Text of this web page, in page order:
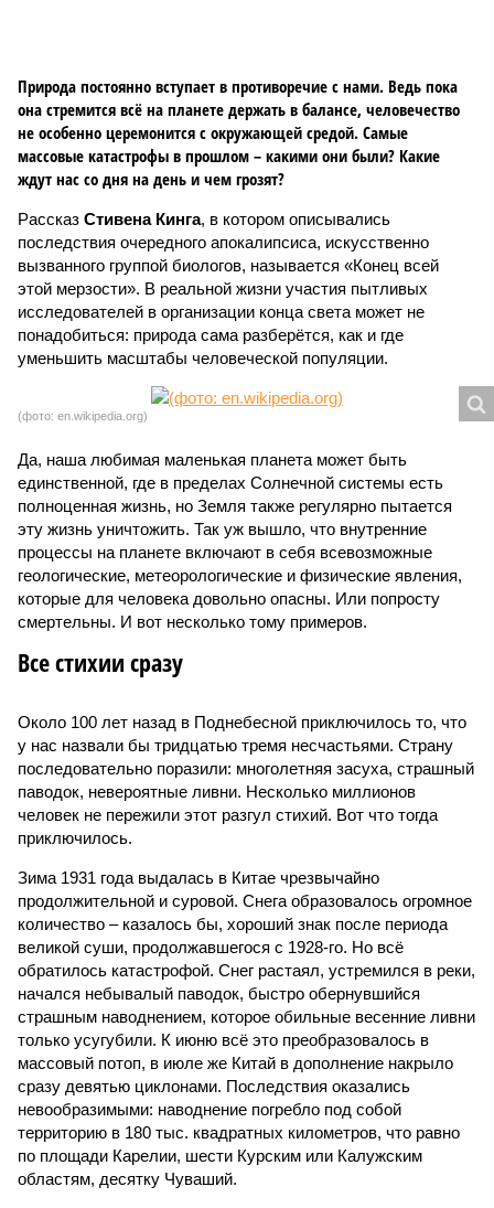
Природа постоянно вступает в противоречие с нами. Ведь пока
она стремится всё на планете держать в балансе, человечество
не особенно церемонится с окружающей средой. Самые
массовые катастрофы в прошлом – какими они были? Какие
ждут нас со дня на день и чем грозят?
Рассказ Стивена Кинга, в котором описывались
последствия очередного апокалипсиса, искусственно
вызванного группой биологов, называется «Конец всей
этой мерзости». В реальной жизни участия пытливых
исследователей в организации конца света может не
понадобиться: природа сама разберётся, как и где
уменьшить масштабы человеческой популяции.
(фото: en.wikipedia.org)
Да, наша любимая маленькая планета может быть
единственной, где в пределах Солнечной системы есть
полноценная жизнь, но Земля также регулярно пытается
эту жизнь уничтожить. Так уж вышло, что внутренние
процессы на планете включают в себя всевозможные
геологические, метеорологические и физические явления,
которые для человека довольно опасны. Или попросту
смертельны. И вот несколько тому примеров.
Все стихии сразу
Около 100 лет назад в Поднебесной приключилось то, что
у нас назвали бы тридцатью тремя несчастьями. Страну
последовательно поразили: многолетняя засуха, страшный
паводок, невероятные ливни. Несколько миллионов
человек не пережили этот разгул стихий. Вот что тогда
приключилось.
Зима 1931 года выдалась в Китае чрезвычайно
продолжительной и суровой. Снега образовалось огромное
количество – казалось бы, хороший знак после периода
великой суши, продолжавшегося с 1928-го. Но всё
обратилось катастрофой. Снег растаял, устремился в реки,
начался небывалый паводок, быстро обернувшийся
страшным наводнением, которое обильные весенние ливни
только усугубили. К июню всё это преобразовалось в
массовый потоп, в июле же Китай в дополнение накрыло
сразу девятью циклонами. Последствия оказались
невообразимыми: наводнение погребло под собой
территорию в 180 тыс. квадратных километров, что равно
по площади Карелии, шести Курским или Калужским
областям, десятку Чуваший.